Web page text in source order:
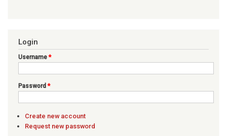
Login
Username*
Password*
Create new account
Request new password